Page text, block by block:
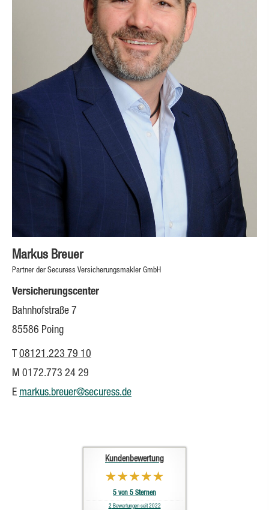
Markus Breuer
Partner der Securess Ver­sicherungs­makler GmbH
Versicherungscenter
Bahnhofstraße 7
85586 Poing
T 08121.223 79 10
M 0172.773 24 29
E markus.breuer@securess.de
Kundenbewertung
5 von 5 Sternen
2Bewertungen seit 2022